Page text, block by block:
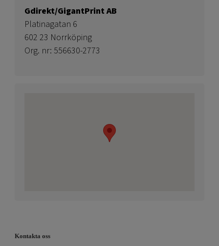
Gdirekt/GigantPrint AB
Platinagatan 6
602 23 Norrköping
Org. nr: 556630-2773
Kontakta oss